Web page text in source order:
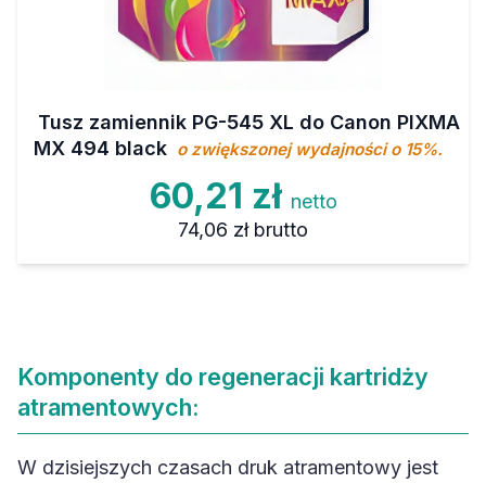
Tusz zamiennik PG-545 XL do Canon PIXMA
MX 494 black o zwiększonej wydajności o 15%.
60,21 zł netto
74,06 zł brutto
Komponenty do regeneracji kartridży
atramentowych:
W dzisiejszych czasach druk atramentowy jest